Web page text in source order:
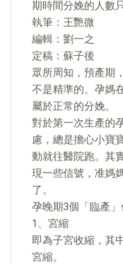
期時間分娩的人數
執筆：王艷微
編輯：劉一之
定稿：蘇子後
眾所周知，預產期
不是精準的。孕媽
屬於正常的分娩。
對於第一次生產的
慮，總是擔心小寶
動就往醫院跑。其
現一些信號，准媽
了。
孕晚期3個「臨產
1、宮縮
即為子宮收縮，其
宮縮。